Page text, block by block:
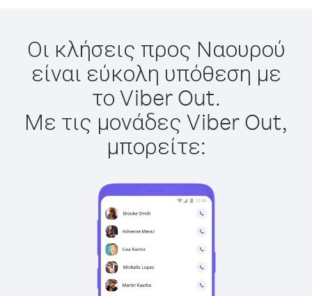
Οι κλήσεις προς Ναουρού
είναι εύκολη υπόθεση με
το Viber Out.
Με τις μονάδες Viber Out,
μπορείτε: